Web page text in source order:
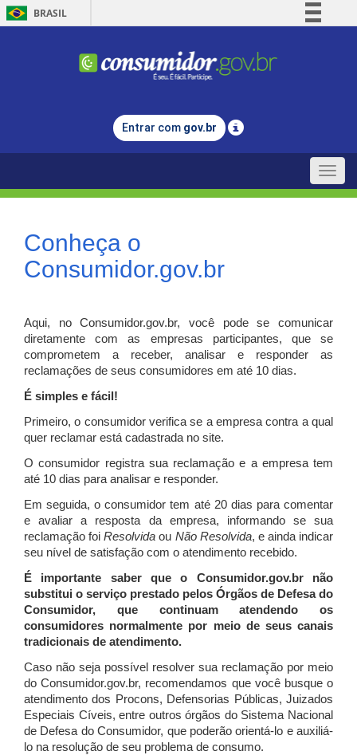
BRASIL
Comunica BR
Legislação
Entrar com gov.br
Toggle
Conheça o
Consumidor.gov.br
Aqui, no Consumidor.gov.br, você pode se comunicar
diretamente com as empresas participantes, que se
comprometem a receber, analisar e responder as
reclamações de seus consumidores em até 10 dias.
É simples e fácil!
Primeiro, o consumidor verifica se a empresa contra a qual
quer reclamar está cadastrada no site.
O consumidor registra sua reclamação e a empresa tem
até 10 dias para analisar e responder.
Em seguida, o consumidor tem até 20 dias para comentar
e avaliar a resposta da empresa, informando se sua
reclamação foiResolvida ou Não Resolvida, e ainda indicar
seu nível de satisfação com o atendimento recebido.
É importante saber que o Consumidor.gov.br não
substitui o serviço prestado pelos Órgãos de Defesa do
Consumidor, que continuam atendendo os
consumidores normalmente por meio de seus canais
tradicionais de atendimento.
Caso não seja possível resolver sua reclamação por meio
do Consumidor.gov.br, recomendamos que você busque o
atendimento dos Procons, Defensorias Públicas, Juizados
Especiais Cíveis, entre outros órgãos do Sistema Nacional
de Defesa do Consumidor, que poderão orientá-lo e auxiliá-
lo na resolução de seu problema de consumo.